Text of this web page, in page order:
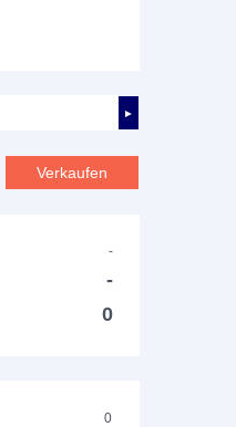
►
Verkaufen
-
-
0
0